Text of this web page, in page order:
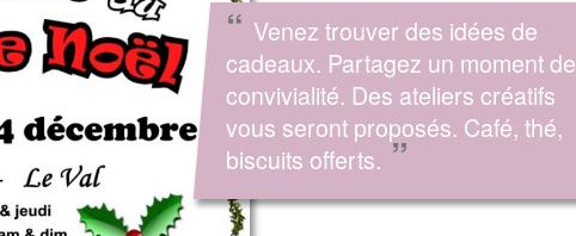
“ Venez trouver des idées de
cadeaux. Partagez un moment de
convivialité. Des ateliers créatifs
vous seront proposés. Café, thé,
biscuits offerts. ”